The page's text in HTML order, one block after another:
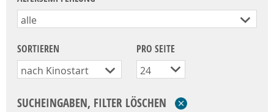
alle
SORTIEREN
nach Kinostart
PRO SEITE
24
SUCHEINGABEN, FILTER LÖSCHEN